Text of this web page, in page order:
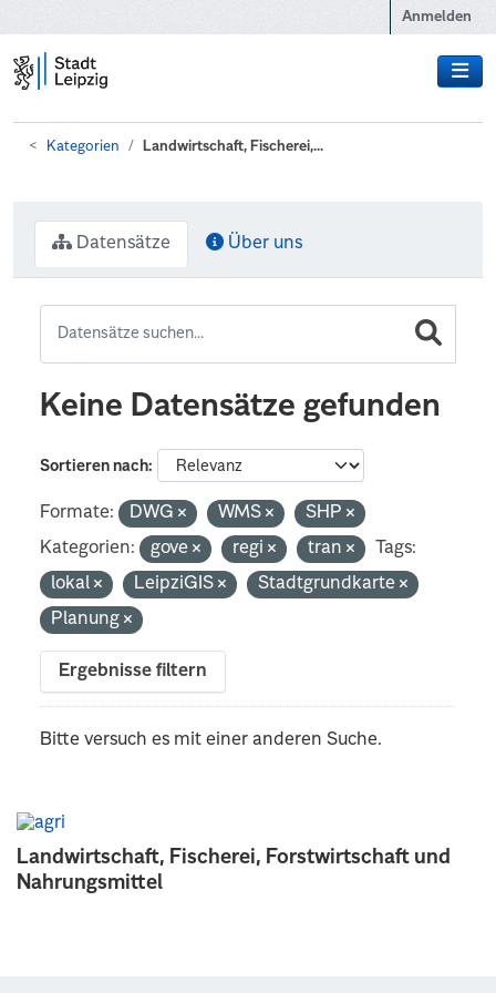
Anmelden
Kategorien Landwirtschaft, Fischerei,...
Landwirtschaft, Fischerei, Forstwirtschaft und
Nahrungsmittel
Datensätze Über uns
Keine Datensätze gefunden
Sortieren nach
Formate: DWG WMS
SHP
Kategorien:
gove regi tran
Tags:
lokal
LeipziGIS
Stadtgrundkarte
Planung
Ergebnisse filtern
Bitte versuch es mit einer anderen Suche.